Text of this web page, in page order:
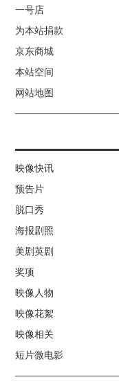
一号店
为本站捐款
京东商城
本站空间
网站地图
映像快讯
预告片
脱口秀
海报剧照
美剧英剧
奖项
映像人物
映像花絮
映像相关
短片微电影